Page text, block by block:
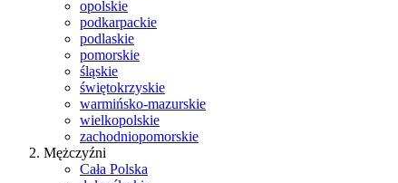
opolskie
podkarpackie
podlaskie
pomorskie
śląskie
świętokrzyskie
warmińsko-mazurskie
wielkopolskie
zachodniopomorskie
Mężczyźni
Cała Polska